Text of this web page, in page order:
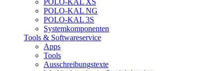
POLO-KAL XS
POLO-KAL NG
POLO-KAL 3S
Systemkomponenten
Tools & Softwareservice
Apps
Tools
Ausschreibungstexte